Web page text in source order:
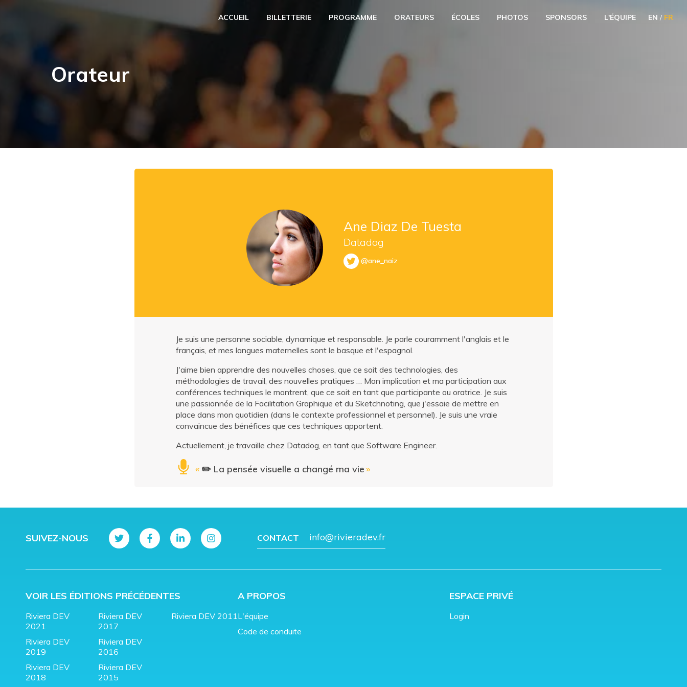
ACCUEIL BILLETTERIE PROGRAMME ORATEURS ÉCOLES PHOTOS SPONSORS L'ÉQUIPE EN / FR
Orateur
Ane Diaz De Tuesta
Datadog
@ane_naiz
Je suis une personne sociable, dynamique et responsable. Je parle couramment l'anglais et le
français, et mes langues maternelles sont le basque et l'espagnol.
J'aime bien apprendre des nouvelles choses, que ce soit des technologies, des
méthodologies de travail, des nouvelles pratiques … Mon implication et ma participation aux
conférences techniques le montrent, que ce soit en tant que participante ou oratrice. Je suis
une passionnée de la Facilitation Graphique et du Sketchnoting, que j'essaie de mettre en
place dans mon quotidien (dans le contexte professionnel et personnel). Je suis une vraie
convaincue des bénéfices que ces techniques apportent.
Actuellement, je travaille chez Datadog, en tant que Software Engineer.
« ✏️ La pensée visuelle a changé ma vie»
VOIR LES ÉDITIONS PRÉCÉDENTES
Riviera DEV
2021
Riviera DEV
2019
Riviera DEV
2018
Riviera DEV
2017
Riviera DEV
2016
Riviera DEV
2015
Riviera DEV 2011
A PROPOS
L'équipe
Code de conduite
ESPACE PRIVÉ
Login
SUIVEZ-NOUS CONTACT info@rivieradev.fr